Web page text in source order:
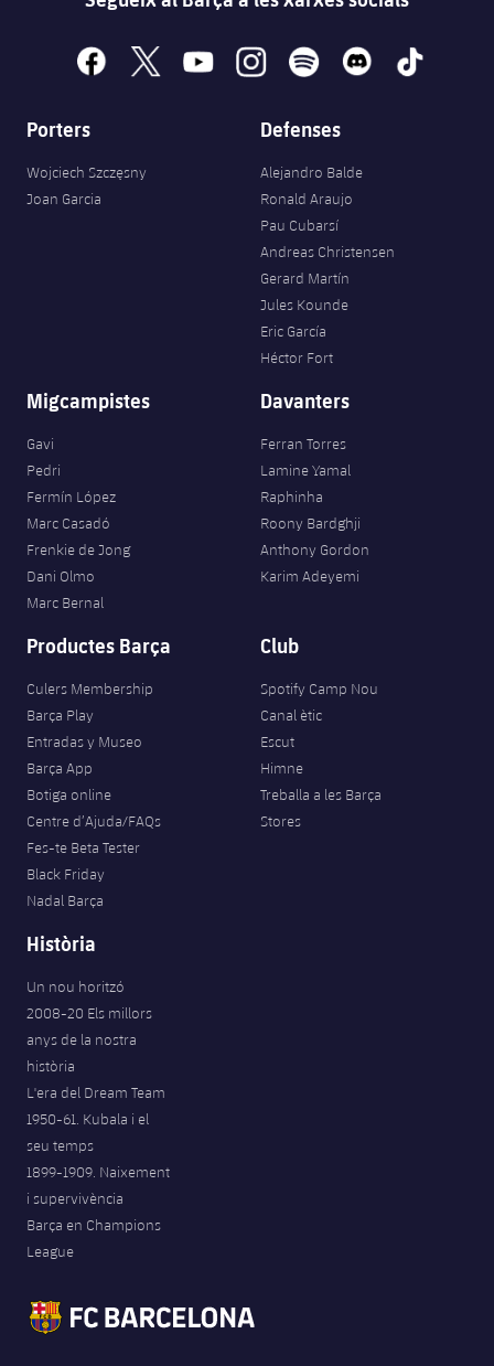
facebook
x youtubeinstagramspotify discord tiktok
Porters
Wojciech Szczęsny
Joan Garcia
Defenses
Alejandro Balde
Ronald Araujo
Pau Cubarsí
Andreas Christensen
Gerard Martín
Jules Kounde
Eric García
Héctor Fort
Migcampistes
Gavi
Pedri
Fermín López
Marc Casadó
Frenkie de Jong
Dani Olmo
Marc Bernal
Davanters
Ferran Torres
Lamine Yamal
Raphinha
Roony Bardghji
Anthony Gordon
Karim Adeyemi
Productes Barça
Culers Membership
Barça Play
Entradas y Museo
Barça App
Botiga online
Centre d’Ajuda/FAQs
Fes-te Beta Tester
Black Friday
Nadal Barça
Club
Spotify Camp Nou
Canal ètic
Escut
Himne
Treballa a les Barça
Stores
Història
Un nou horitzó
2008-20 Els millors
anys de la nostra
història
L'era del Dream Team
1950-61. Kubala i el
seu temps
1899-1909. Naixement
i supervivència
Barça en Champions
League